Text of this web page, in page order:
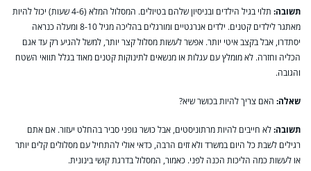
תשובה:
תלוי בגיל הילדים ובניסיון שלהם בטיולים. המסלול המלא (4-6 שעות) יכול להיות
מאתגר לילדים קטנים. ילדים אנרגטיים ומורגלים בהליכה מגיל 8-10 ומעלה כנראה
יסתדרו, אבל בקצב איטי יותר. אפשר לעשות מסלול קצר יותר, למשל להגיע רק עד אגם
הכליה וחזרה. לא מומלץ עם עגלות או מנשאים לתינוקות קטנים מאוד בגלל תוואי השטח
והגובה.
שאלה: האם צריך להיות בכושר שיא?
תשובה:לא חייבים להיות מרתוניסטים, אבל כושר גופני סביר בהחלט יעזור. אם אתם
רגילים לשבת כל היום במשרד ולא זזים הרבה, כדאי אולי להתחיל עם מסלולים קלים יותר
או לעשות כמה הליכות הכנה לפני. כאמור, המסלול בדרגת קושי בינונית.